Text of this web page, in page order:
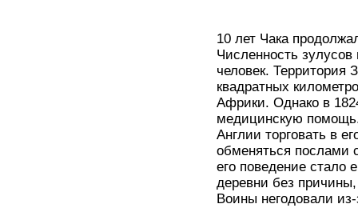
10 лет Чака
Численность
человек. Территория
квадратных
Африки. Однако в
медицинскую
Англии торговать в
обменяться послами
его поведение стало
деревни без
Воины негодовали